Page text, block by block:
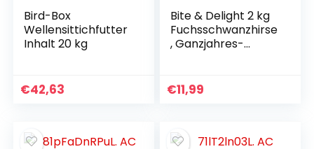
Bird-Box
Wellensittichfutter
Inhalt 20 kg
€42,63
Bite & Delight 2 kg
Fuchsschwanzhirse
, Ganzjahres-
Wellensittiche,
natürliches
€11,99